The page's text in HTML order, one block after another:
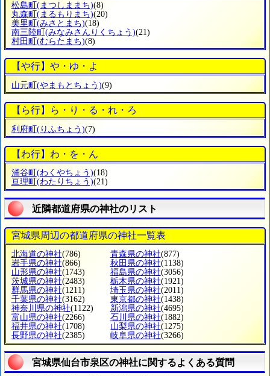
松島町 (まつしままち)(8)
丸森町 (まるもりまち)(20)
美里町 (みさとまち)(18)
南三陸町 (みなみさんりくちょう)(21)
村田町 (むらたまち)(8)
【や行】や・ゆ・よ
山元町 (やまもとちょう)(9)
【ら行】ら・り・る・れ・ろ
利府町(りふちょう)(7)
【わ行】わ・を・ん
涌谷町 (わくやちょう)(18)
亘理町 (わたりちょう)(21)
近隣都道府県の神社のリスト
宮城県周辺の都道府県の神社一覧表
北海道の神社(786) 青森県の神社(877)
岩手県の神社(866) 秋田県の神社(1138)
山形県の神社(1743) 福島県の神社(3056)
茨城県の神社(2483) 栃木県の神社(1921)
群馬県の神社(1211) 埼玉県の神社(2011)
千葉県の神社(3162) 東京都の神社(1438)
神奈川県の神社(1122) 新潟県の神社(4695)
富山県の神社(2266) 石川県の神社(1882)
福井県の神社(1708) 山梨県の神社(1275)
長野県の神社(2385) 岐阜県の神社(3266)
宮城県仙台市泉区の神社に関するよくある質問